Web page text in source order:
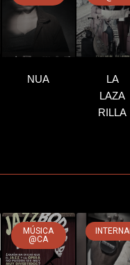
NUA
LA
LAZA
RILLA
MÚSICA
@CA